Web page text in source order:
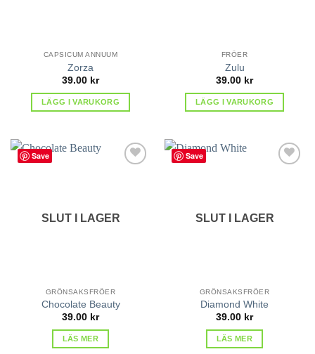
CAPSICUM ANNUUM
Zorza
39.00 kr
LÄGG I VARUKORG
FRÖER
Zulu
39.00 kr
LÄGG I VARUKORG
Save
SLUT I LAGER
GRÖNSAKSFRÖER
Chocolate Beauty
39.00 kr
LÄS MER
Save
SLUT I LAGER
GRÖNSAKSFRÖER
Diamond White
39.00 kr
LÄS MER